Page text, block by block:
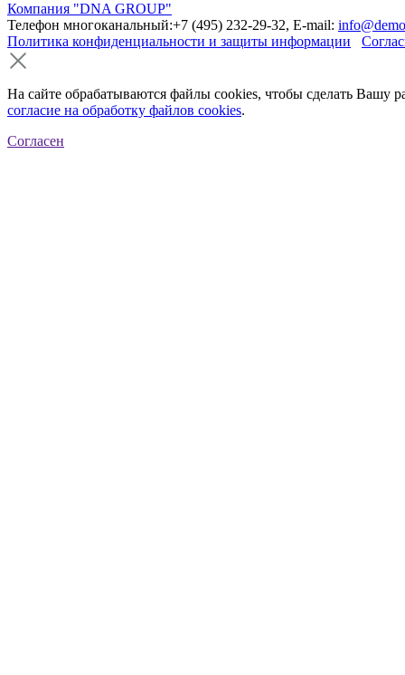
Компания "DNA GROUP"
Телефон многоканальный:+7 (495) 232-29-32, E-mail:
Политика конфиденциальности и защиты информации
На сайте обрабатываются файлы cookies, чтобы сделать Вашу
согласие на обработку файлов cookies.
Согласен